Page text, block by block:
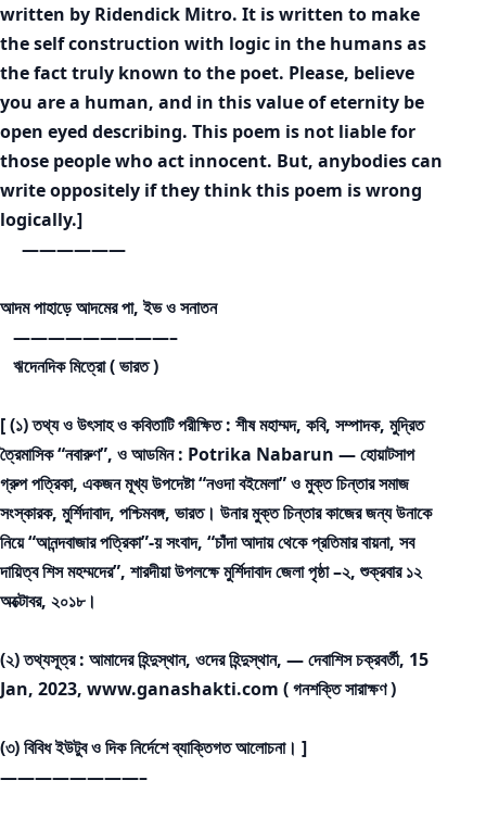
written by Ridendick Mitro. It is written to make
the self construction with logic in the humans as
the fact truly known to the poet. Please, believe
you are a human, and in this value of eternity be
open eyed describing. This poem is not liable for
those people who act innocent. But, anybodies can
write oppositely if they think this poem is wrong
logically.]
——————
আদম পাহাড়ে আদমের পা, ইভ ও সনাতন
—————————–
ঋদেনদিক মিত্রো ( ভারত )
[ (১) তথ্য ও উৎসাহ ও কবিতাটি পরীক্ষিত : শীষ মহাম্মদ, কবি, সম্পাদক, মুদ্রিত
ত্রৈমাসিক “নবারুণ”, ও আডমিন : Potrika Nabarun — হোয়াটসাপ
গ্রুপ পত্রিকা, একজন মূখ্য উপদেষ্টা “নওদা বইমেলা” ও মুক্ত চিন্তার সমাজ
সংস্কারক, মুর্শিদাবাদ, পশ্চিমবঙ্গ, ভারত। উনার মুক্ত চিন্তার কাজের জন্য উনাকে
নিয়ে “আনন্দবাজার পত্রিকা”-য় সংবাদ, “চাঁদা আদায় থেকে প্রতিমার বায়না, সব
দায়িত্ব শিস মহম্মদের”, শারদীয়া উপলক্ষে মুর্শিদাবাদ জেলা পৃষ্ঠা –২, শুক্রবার ১২
অক্টোবর, ২০১৮।
(২) তথ্যসূত্র : আমাদের হিন্দুস্থান, ওদের হিন্দুস্থান, — দেবাশিস চক্রবর্তী, 15
Jan, 2023, www.ganashakti.com ( গনশক্তি সারাক্ষণ )
(৩) বিবিধ ইউটুব ও দিক নির্দেশে ব্যাক্তিগত আলোচনা। ]
————————–